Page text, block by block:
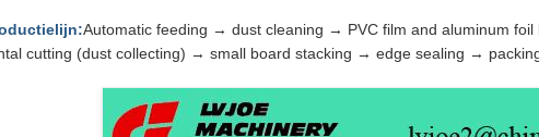
Automatic feeding → dust cleaning → PVC film and aluminum
cutting (dust collecting) → small board stacking → edge sealing →